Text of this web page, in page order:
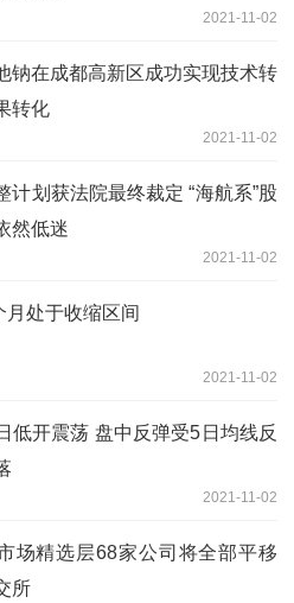
2021-11-02
钠在成都高新区成功实现技术转
转化
2021-11-02
计划获法院最终裁定 “海航系”股
然低迷
2021-11-02
月处于收缩区间
2021-11-02
低开震荡 盘中反弹受5日均线反
2021-11-02
场精选层68家公司将全部平移
所